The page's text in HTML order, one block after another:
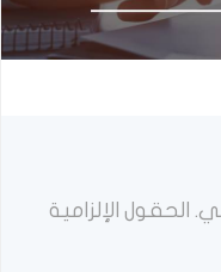
الحقول الإلزامية